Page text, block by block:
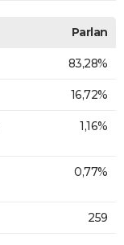
Parlan
83,28%
16,72%
1,16%
0,77%
259